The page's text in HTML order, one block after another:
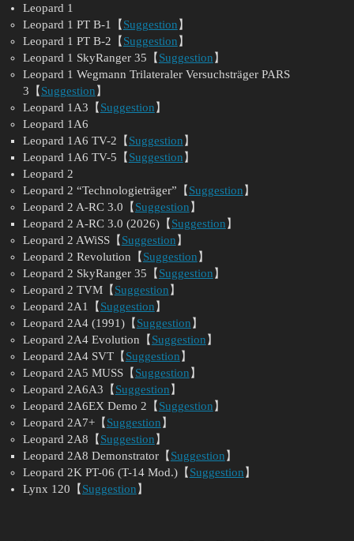
Leopard 1
Leopard 1 PT B-1【 Suggestion 】
Leopard 1 PT B-2【 Suggestion 】
Leopard 1 SkyRanger 35【 Suggestion 】
Leopard 1 Wegmann Trilateraler Versuchsträger PARS
3【 Suggestion 】
Leopard 1A3【 Suggestion 】
Leopard 1A6
Leopard 1A6 TV-2【 Suggestion 】
Leopard 1A6 TV-5【 Suggestion 】
Leopard 2
Leopard 2 “Technologieträger”【 Suggestion 】
Leopard 2 A-RC 3.0【 Suggestion 】
Leopard 2 A-RC 3.0 (2026)【 Suggestion 】
Leopard 2 AWiSS【 Suggestion 】
Leopard 2 Revolution【 Suggestion 】
Leopard 2 SkyRanger 35【 Suggestion 】
Leopard 2 TVM【 Suggestion 】
Leopard 2A1【 Suggestion 】
Leopard 2A4 (1991)【 Suggestion 】
Leopard 2A4 Evolution【 Suggestion 】
Leopard 2A4 SVT【 Suggestion 】
Leopard 2A5 MUSS【 Suggestion 】
Leopard 2A6A3【 Suggestion 】
Leopard 2A6EX Demo 2【 Suggestion 】
Leopard 2A7+【 Suggestion 】
Leopard 2A8【 Suggestion 】
Leopard 2A8 Demonstrator【 Suggestion 】
Leopard 2K PT-06 (T-14 Mod.)【 Suggestion 】
Lynx 120【 Suggestion 】